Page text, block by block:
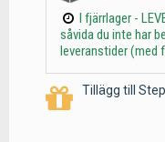
I fjärrlager -
såvida du inte har
leveranstider (med
Tillägg till